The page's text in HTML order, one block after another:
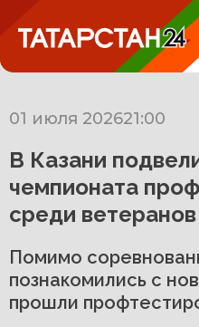
01 июля 202621:00
В Казани
чемпионата
среди
Помимо
познакомились с
прошли